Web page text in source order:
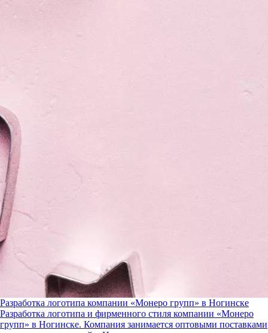
Разработка логотипа компании «Монеро групп» в Ногинске
Разработка логотипа и фирменного стиля компании «Монеро
групп» в Ногинске. Компания занимается оптовыми поставками